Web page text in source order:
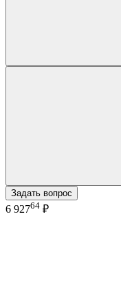
Задать вопрос
6 92764 ₽